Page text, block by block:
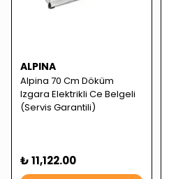
ALPINA
Alpina 70 Cm Döküm
Izgara Elektrikli Ce Belgeli
(Servis Garantili)
₺ 11,122.00